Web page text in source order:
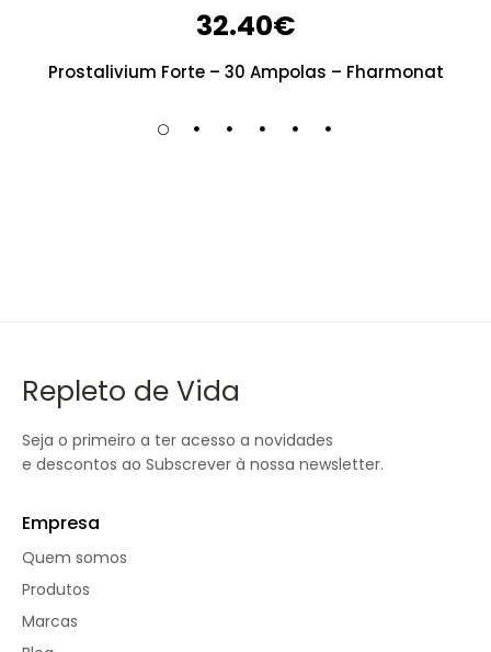
32.40€
Prostalivium Forte – 30 Ampolas – Fharmonat
Repleto de Vida
Seja o primeiro a ter acesso a novidades
e descontos ao Subscrever à nossa newsletter.
Empresa
Quem somos
Produtos
Marcas